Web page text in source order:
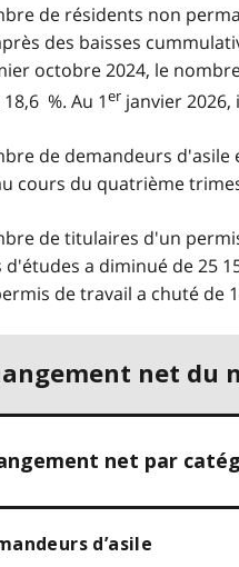
de résidents non
des baisses
octobre 2024, le
%. Au 1er janvier
de demandeurs
cours du quatrième
de titulaires d'un
d'études a diminué de 25
de travail a chuté de
net du
net par
d’asile